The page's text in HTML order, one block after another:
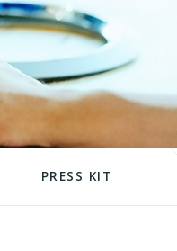
PRESS KIT